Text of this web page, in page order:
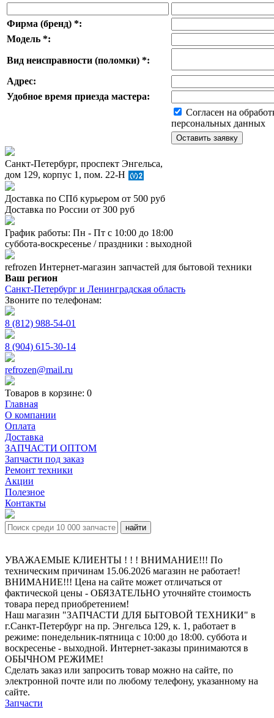
Фирма (бренд) *:
Модель *:
Вид неисправности (поломки) *:
Адрес:
Удобное время приезда мастера:
Согласен на
персональных данных
Санкт-Петербург, проспект Энгельса,
дом 129, корпус 1, пом. 22-Н
Доставка по СПб курьером от 500 руб
Доставка по России от 300 руб
График работы: Пн - Пт с 10:00 до 18:00
суббота-воскресенье / праздники : выходной
refrozen Интернет-магазин запчастей для бытовой техники
Ваш регион
Санкт-Петербург и Ленинградская область
Звоните по телефонам:
8 (812) 988-54-01
8 (904) 615-30-14
refrozen@mail.ru
Товаров в корзине: 0
Главная
О компании
Оплата
Доставка
ЗАПЧАСТИ ОПТОМ
Запчасти под заказ
Ремонт техники
Акции
Полезное
Контакты
УВАЖАЕМЫЕ КЛИЕНТЫ ! ! ! ВНИМАНИЕ!!! По
техническим причинам 15.06.2026 магазин не работает!
ВНИМАНИЕ!!! Цена на сайте может отличаться от
фактической цены - ОБЯЗАТЕЛЬНО уточняйте стоимость
товара перед приобретением!
Наш магазин "ЗАПЧАСТИ ДЛЯ БЫТОВОЙ ТЕХНИКИ" в
г.Санкт-Петербург на пр. Энгельса 129, к. 1, работает в
режиме: понедельник-пятница с 10:00 до 18:00. суббота и
воскресенье - выходной. Интернет-заказы принимаются в
ОБЫЧНОМ РЕЖИМЕ!
Сделать заказ или запросить товар можно на сайте, по
электронной почте или по любому телефону, указанному на
сайте.
Запчасти